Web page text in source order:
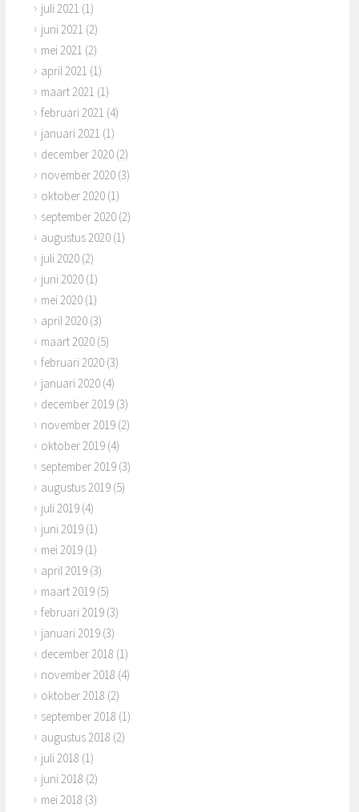
juli 2021 (1)
juni 2021 (2)
mei 2021 (2)
april 2021 (1)
maart 2021 (1)
februari 2021 (4)
januari 2021 (1)
december 2020 (2)
november 2020 (3)
oktober 2020 (1)
september 2020 (2)
augustus 2020 (1)
juli 2020 (2)
juni 2020 (1)
mei 2020 (1)
april 2020 (3)
maart 2020 (5)
februari 2020 (3)
januari 2020 (4)
december 2019 (3)
november 2019 (2)
oktober 2019 (4)
september 2019 (3)
augustus 2019 (5)
juli 2019 (4)
juni 2019 (1)
mei 2019 (1)
april 2019 (3)
maart 2019 (5)
februari 2019 (3)
januari 2019 (3)
december 2018 (1)
november 2018 (4)
oktober 2018 (2)
september 2018 (1)
augustus 2018 (2)
juli 2018 (1)
juni 2018 (2)
mei 2018 (3)